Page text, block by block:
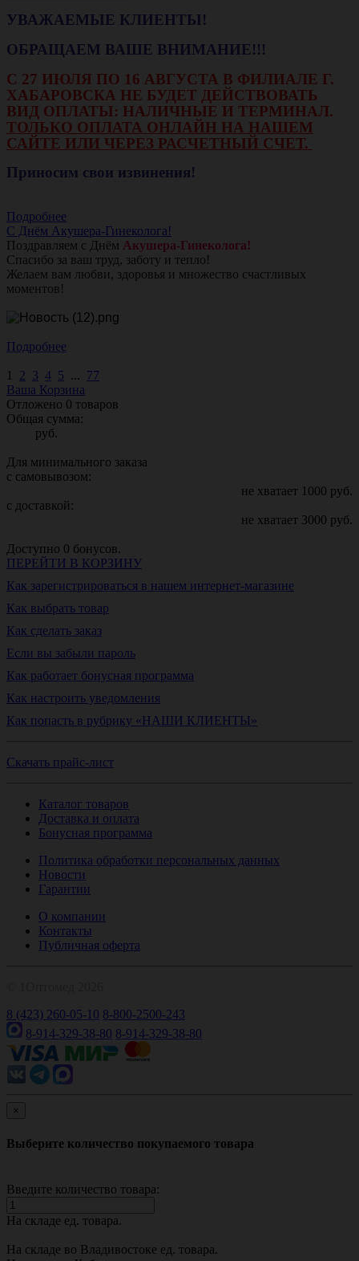
УВАЖАЕМЫЕ КЛИЕНТЫ!
ОБРАЩАЕМ ВАШЕ ВНИМАНИЕ!!!
С 27 ИЮЛЯ ПО 16 АВГУСТА В ФИЛИАЛЕ Г.
ХАБАРОВСКА НЕ БУДЕТ ДЕЙСТВОВАТЬ
ВИД ОПЛАТЫ: НАЛИЧНЫЕ И ТЕРМИНАЛ.
ТОЛЬКО ОПЛАТА ОНЛАЙН НА НАШЕМ
САЙТЕ ИЛИ ЧЕРЕЗ РАСЧЕТНЫЙ СЧЕТ.
Приносим свои извинения!
Подробнее
С Днём Акушера-Гинеколога!
Поздравляем с Днём Акушера-Гинеколога!
Спасибо за ваш труд, заботу и тепло!
Желаем вам любви, здоровья и множество счастливых
моментов!
Подробнее
1 2 3 4 5 ... 77
Ваша Корзина
Отложено 0 товаров
Общая сумма:
руб.
Для минимального заказа
с самовывозом:
не хватает 1000 руб.
с доставкой:
не хватает 3000 руб.
Доступно 0 бонусов.
ПЕРЕЙТИ В КОРЗИНУ
Как зарегистрироваться в нашем интернет-магазине
Как выбрать товар
Как сделать заказ
Если вы забыли пароль
Как работает бонусная программа
Как настроить уведомления
Как попасть в рубрику «НАШИ КЛИЕНТЫ»
Скачать прайс-лист
Каталог товаров
Доставка и оплата
Бонусная программа
Политика обработки персональных данных
Новости
Гарантии
О компании
Контакты
Публичная оферта
8 (423) 260-05-10 8-800-2500-243
8-914-329-38-80 8-914-329-38-80
×
Выберите количество покупаемого товара
Введите количество товара:
На складе ед. товара.
На складе во Владивостоке ед. товара.